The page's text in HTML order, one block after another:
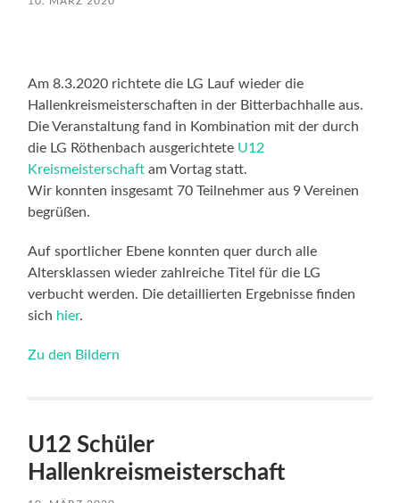
Am 8.3.2020 richtete die LG Lauf wieder die
Hallenkreismeisterschaften in der Bitterbachhalle aus.
Die Veranstaltung fand in Kombination mit der durch
die LG Röthenbach ausgerichtete U12
Kreismeisterschaft am Vortag statt.
Wir konnten insgesamt 70 Teilnehmer aus 9 Vereinen
begrüßen.
Auf sportlicher Ebene konnten quer durch alle
Altersklassen wieder zahlreiche Titel für die LG
verbucht werden. Die detaillierten Ergebnisse finden
sich hier.
Zu den Bildern
U12 Schüler
Hallenkreismeisterschaft